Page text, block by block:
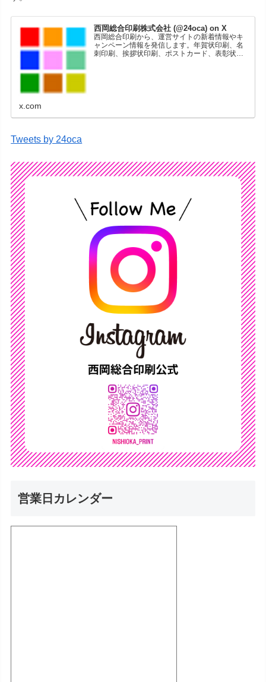
西岡総合印刷株式会社 (@24oca) on X
西岡総合印刷から、運営サイトの新着情報やキ
ャンペーン情報を発信します。年賀状印刷、名
刺印刷、挨拶状印刷、ポストカード、表彰状印
x.com
Tweets by 24oca
営業日カレンダー